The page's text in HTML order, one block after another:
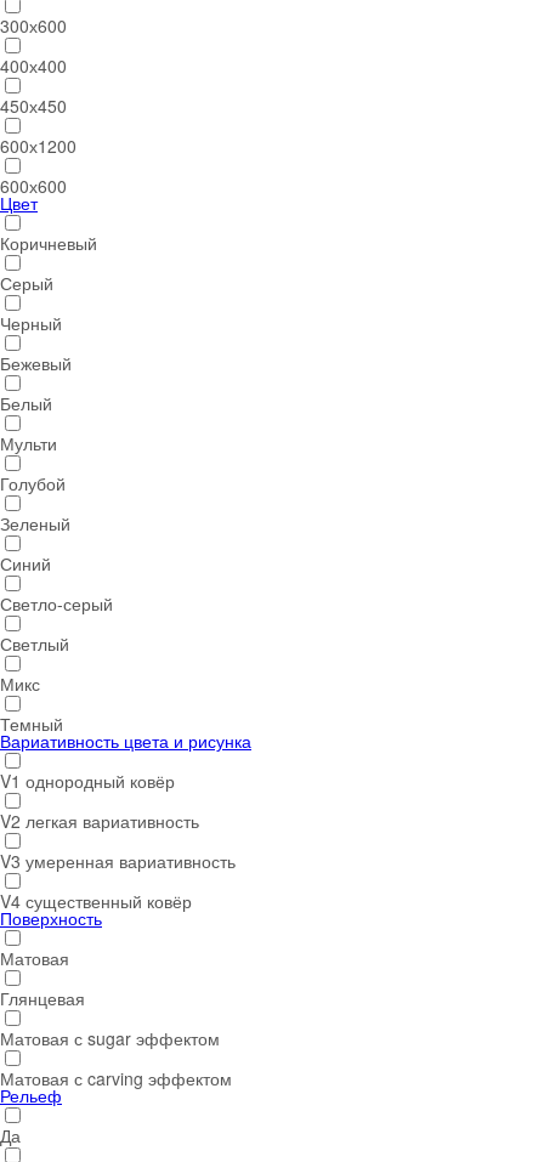
300х600
400х400
450х450
600х1200
600х600
Цвет
Коричневый
Серый
Черный
Бежевый
Белый
Мульти
Голубой
Зеленый
Синий
Светло-серый
Светлый
Микс
Темный
Вариативность цвета и рисунка
V1 однородный ковёр
V2 легкая вариативность
V3 умеренная вариативность
V4 существенный ковёр
Поверхность
Матовая
Глянцевая
Матовая с sugar эффектом
Матовая с carving эффектом
Рельеф
Да